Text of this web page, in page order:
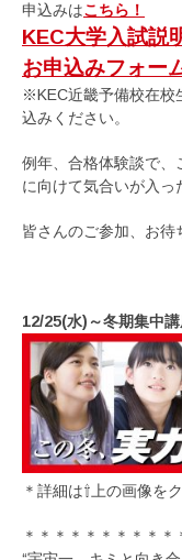
申込みはこちら！
KEC大学入試説
お申込みフォー
※KEC近畿予備校在校
込みください。
例年、合格体験談で、
に向けて気合いが入っ
皆さんのご参加、お待
12/25(水)～冬期集中講
＊詳細は⇧上の画像を
＊＊＊＊＊＊＊＊＊＊